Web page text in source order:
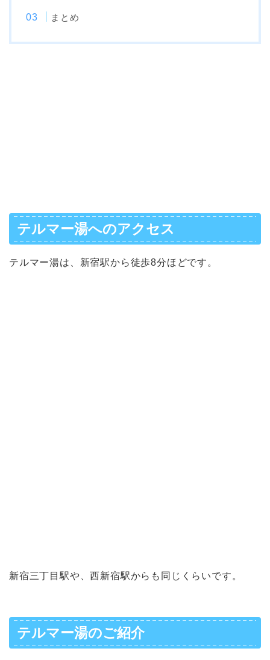
まとめ
テルマー湯へのアクセス
テルマー湯は、新宿駅から徒歩8分ほどです。
新宿三丁目駅や、西新宿駅からも同じくらいです。
テルマー湯のご紹介